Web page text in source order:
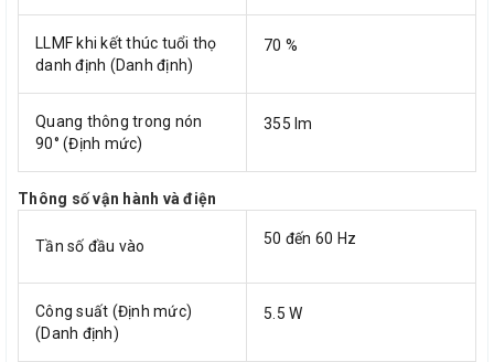
LLMF khi kết thúc tuổi thọ
danh định (Danh định)
70 %
Quang thông trong nón
90° (Định mức)
355 lm
Thông số vận hành và điện
Tần số đầu vào 50 đến 60 Hz
Công suất (Định mức)
(Danh định)
5.5 W